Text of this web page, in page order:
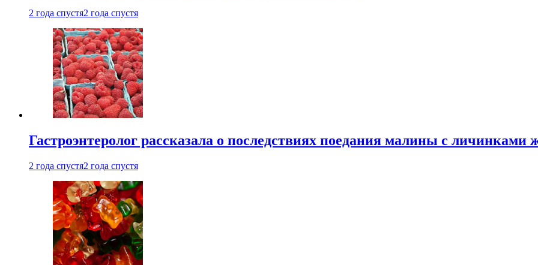
2 года спустя2 года спустя
Гастроэнтеролог рассказала о последствиях поедания малины с личинками
2 года спустя2 года спустя